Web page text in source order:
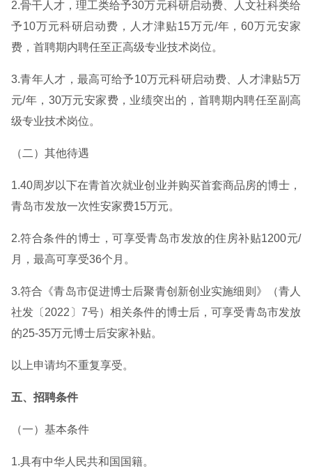
2.骨干人才，理工类给予30万元科研启动费、人文社科类给
予10万元科研启动费，人才津贴15万元/年，60万元安家
费，首聘期内聘任至正高级专业技术岗位。
3.青年人才，最高可给予10万元科研启动费、人才津贴5万
元/年，30万元安家费，业绩突出的，首聘期内聘任至副高
级专业技术岗位。
（二）其他待遇
1.40周岁以下在青首次就业创业并购买首套商品房的博士，
青岛市发放一次性安家费15万元。
2.符合条件的博士，可享受青岛市发放的住房补贴1200元/
月，最高可享受36个月。
3.符合《青岛市促进博士后聚青创新创业实施细则》（青人
社发〔2022〕7号）相关条件的博士后，可享受青岛市发放
的25-35万元博士后安家补贴。
以上申请均不重复享受。
五、招聘条件
（一）基本条件
1.具有中华人民共和国国籍。